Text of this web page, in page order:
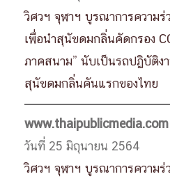
วิศวฯ จุฬาฯ บูรณาการความ
เพื่อนำสุนัขดมกลิ่นคัดกรอง
ภาคสนาม” นับเป็นรถปฏิบัติง
สุนัขดมกลิ่นคันแรกของไทย
www.thaipublicmedia.com
วันที่ 25 มิถุนายน 2564
วิศวฯ จุฬาฯ บูรณาการความ